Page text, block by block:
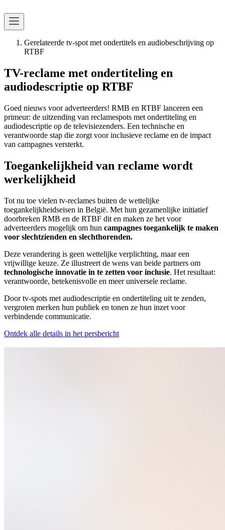
Gerelateerde tv-spot met ondertitels en audiobeschrijving op
RTBF
TV-reclame met ondertiteling en
audiodescriptie op RTBF
Goed nieuws voor adverteerders! RMB en RTBF lanceren een
primeur: de uitzending van reclamespots met ondertiteling en
audiodescriptie op de televisiezenders. Een technische en
verantwoorde stap die zorgt voor inclusieve reclame en de impact
van campagnes versterkt.
Toegankelijkheid van reclame wordt
werkelijkheid
Tot nu toe vielen tv-reclames buiten de wettelijke
toegankelijkheidseisen in België. Met hun gezamenlijke initiatief
doorbreken RMB en de RTBF dit en maken ze het voor
adverteerders mogelijk om hun campagnes toegankelijk te maken
voor slechtzienden en slechthorenden.
Deze verandering is geen wettelijke verplichting, maar een
vrijwillige keuze. Ze illustreert de wens van beide partners om
technologische innovatie in te zetten voor inclusie. Het resultaat:
verantwoorde, betekenisvolle en meer universele reclame.
Door tv-spots met audiodescriptie en ondertiteling uit te zenden,
vergroten merken hun publiek en tonen ze hun inzet voor
verbindende communicatie.
Ontdek alle details in het persbericht